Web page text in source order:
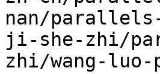
nan/
ji-she-zhi/
zhi/wang-